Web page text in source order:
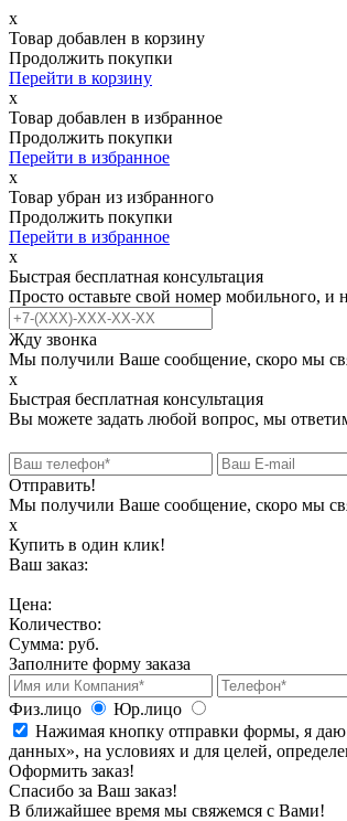
х
Товар добавлен в корзину
Продолжить покупки
Перейти в корзину
х
Товар добавлен в избранное
Продолжить покупки
Перейти в избранное
х
Товар убран из избранного
Продолжить покупки
Перейти в избранное
х
Быстрая бесплатная консультация
Просто оставьте свой номер мобильного,
Жду звонка
Мы получили Ваше сообщение, скоро мы
х
Быстрая бесплатная консультация
Вы можете задать любой вопрос, мы
Отправить!
Мы получили Ваше сообщение, скоро мы
х
Купить в один клик!
Ваш заказ:
Цена:
Количество:
Сумма: руб.
Заполните форму заказа
Физ.лицо
Юр.лицо
Нажимая кнопку отправки формы, я даю
данных», на условиях и для целей,
Оформить заказ!
Спасибо за Ваш заказ!
В ближайшее время мы свяжемся с Вами!